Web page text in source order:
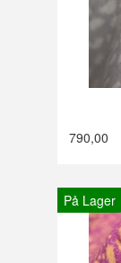
790,00
På Lager